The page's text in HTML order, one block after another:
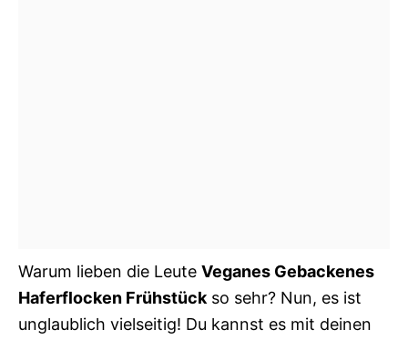
Warum lieben die Leute Veganes Gebackenes
Haferflocken Frühstück so sehr? Nun, es ist
unglaublich vielseitig! Du kannst es mit deinen